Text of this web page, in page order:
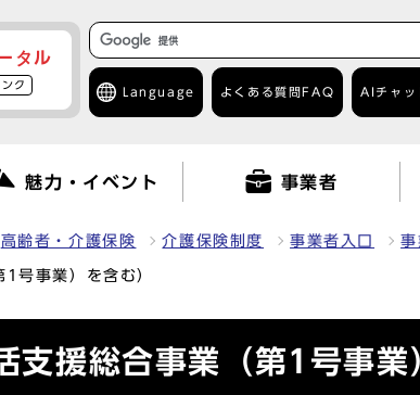
タル
ク
Language よくある質問 FAQ AIチャッ
魅力・イベント 事業者
高齢者・介護保険 介護保険制度 事業者入口 事
号事業）を含む）
支援総合事業（第1号事業